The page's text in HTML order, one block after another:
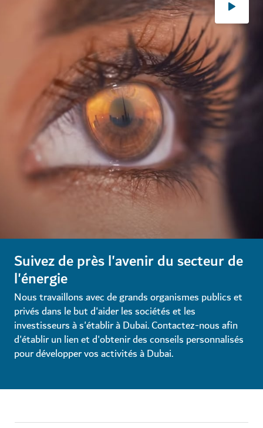
Suivez de près l'avenir du secteur de
l'énergie
Nous travaillons avec de grands organismes publics et
privés dans le but d'aider les sociétés et les
investisseurs à s'établir à Dubai. Contactez-nous afin
d'établir un lien et d'obtenir des conseils personnalisés
pour développer vos activités à Dubai.